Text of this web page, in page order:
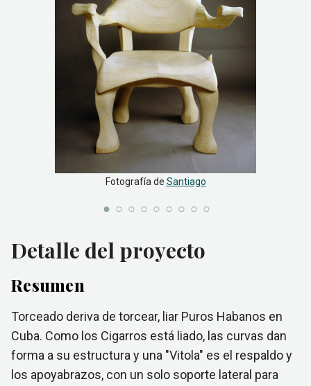
Fotografía de Santiago
Detalle del proyecto
Resumen
Torceado deriva de torcear, liar Puros Habanos en
Cuba. Como los Cigarros está liado, las curvas dan
forma a su estructura y una "Vitola" es el respaldo y
los apoyabrazos, con un solo soporte lateral para